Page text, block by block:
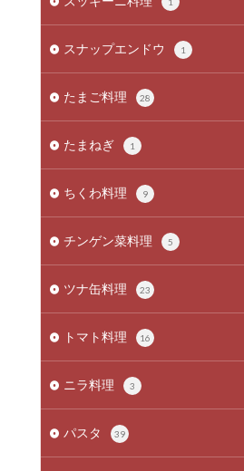
スナップエンドウ 1
たまご料理 28
たまねぎ 1
ちくわ料理 9
チンゲン菜料理 5
ツナ缶料理 23
トマト料理 16
ニラ料理 3
パスタ 39